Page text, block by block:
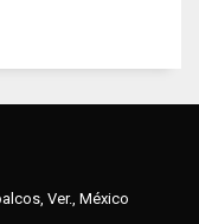
Ver., México